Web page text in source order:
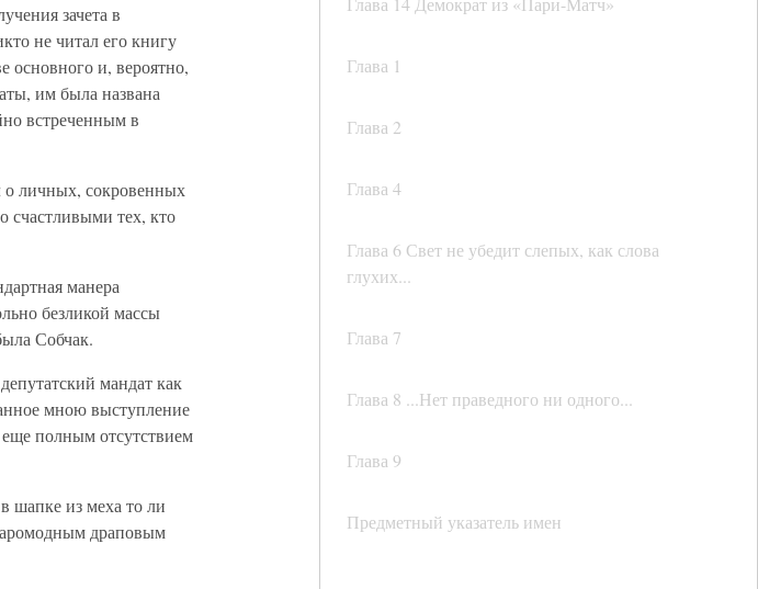
Глава 1
Глава 2
Глава 4
Глава 6 Свет не убедит слепых, как слова
глухих...
Глава 7
Глава 8 ...Нет праведного ни одного...
Глава 9
Предметный указатель имен
зачета в
не читал его книгу
основного и, вероятно,
им была названа
встреченным в
о личных, сокровенных
счастливыми тех, кто
манера
безликой массы
Собчак.
мандат как
мною выступление
полным отсутствием
шапке из меха то ли
драповым